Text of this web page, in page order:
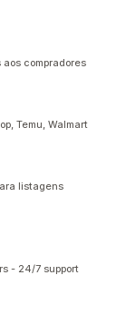
compradores
Temu, Walmart
listagens
- 24/7 support